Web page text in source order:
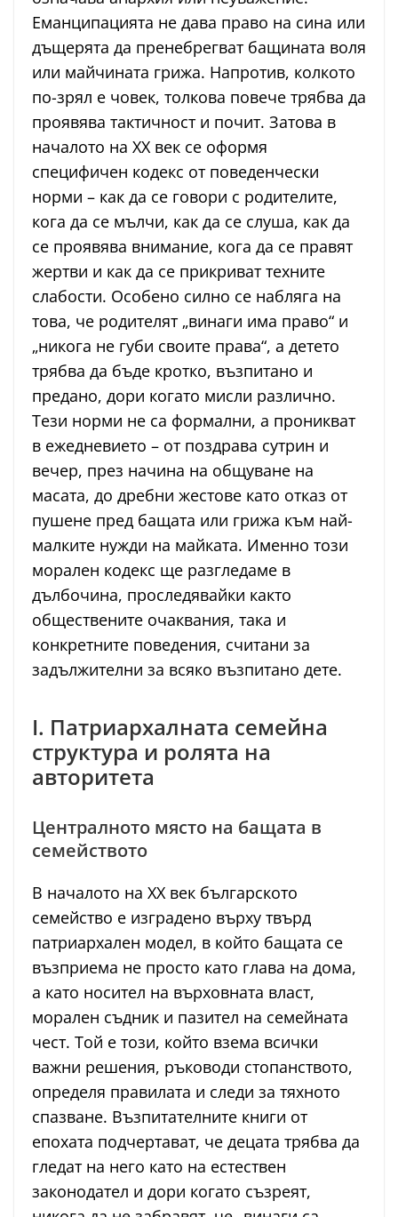
Еманципацията не дава право на сина или
дъщерята да пренебрегват бащината воля
или майчината грижа. Напротив, колкото
по-зрял е човек, толкова повече трябва да
проявява тактичност и почит. Затова в
началото на XX век се оформя
специфичен кодекс от поведенчески
норми – как да се говори с родителите,
кога да се мълчи, как да се слуша, как да
се проявява внимание, кога да се правят
жертви и как да се прикриват техните
слабости. Особено силно се набляга на
това, че родителят „винаги има право“ и
„никога не губи своите права“, а детето
трябва да бъде кротко, възпитано и
предано, дори когато мисли различно.
Тези норми не са формални, а проникват
в ежедневието – от поздрава сутрин и
вечер, през начина на общуване на
масата, до дребни жестове като отказ от
пушене пред бащата или грижа към най-
малките нужди на майката. Именно този
морален кодекс ще разгледаме в
дълбочина, проследявайки както
обществените очаквания, така и
конкретните поведения, считани за
задължителни за всяко възпитано дете.
I. Патриархалната семейна
структура и ролята на
авторитета
Централното място на бащата в
семейството
В началото на XX век българското
семейство е изградено върху твърд
патриархален модел, в който бащата се
възприема не просто като глава на дома,
а като носител на върховната власт,
морален съдник и пазител на семейната
чест. Той е този, който взема всички
важни решения, ръководи стопанството,
определя правилата и следи за тяхното
спазване. Възпитателните книги от
епохата подчертават, че децата трябва да
гледат на него като на естествен
законодател и дори когато съзреят,